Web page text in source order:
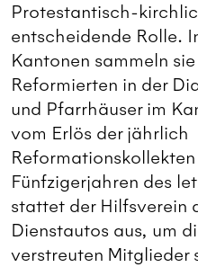
Protestantisch-
entscheidende Rolle.
Kantonen sammeln
Reformierten in der
und Pfarrhäuser im
vom Erlös der jährlich
Fünfzigerjahren des
stattet der Hilfsverein
Dienstautos aus, um
verstreuten Mitglieder